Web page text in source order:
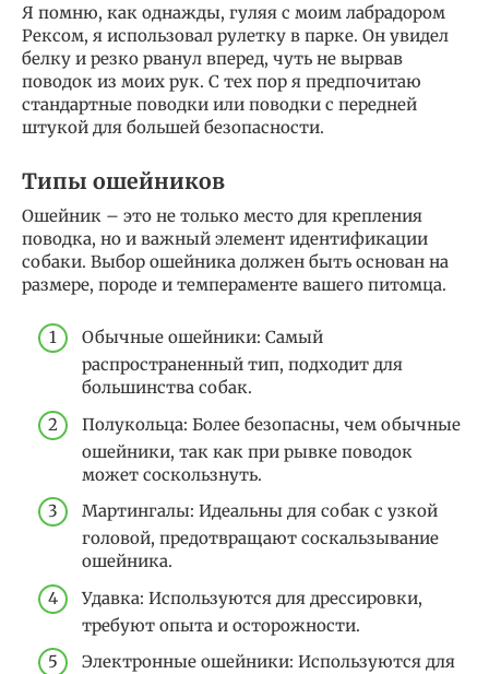
Я помню, как однажды, гуляя с моим лабрадором
Рексом, я использовал рулетку в парке. Он увидел
белку и резко рванул вперед, чуть не вырвав
поводок из моих рук. С тех пор я предпочитаю
стандартные поводки или поводки с передней
штукой для большей безопасности.
Типы ошейников
Ошейник – это не только место для крепления
поводка, но и важный элемент идентификации
собаки. Выбор ошейника должен быть основан на
размере, породе и темпераменте вашего питомца.
Обычные ошейники: Самый
распространенный тип, подходит для
большинства собак.
Полукольца: Более безопасны, чем обычные
ошейники, так как при рывке поводок
может соскользнуть.
Мартингалы: Идеальны для собак с узкой
головой, предотвращают соскальзывание
ошейника.
Удавка: Используются для дрессировки,
требуют опыта и осторожности.
Электронные ошейники: Используются для